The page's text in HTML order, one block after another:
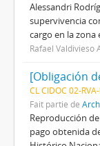
Alessandri
supervivencia
cargo en la
Rafael Valdivieso
CL CIDOC 02-
Fait partie de
Reproducción
pago obtenida